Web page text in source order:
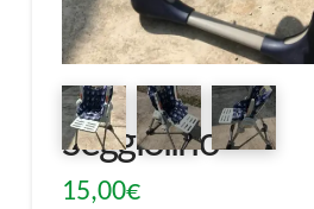
Seggiolino
15,00€